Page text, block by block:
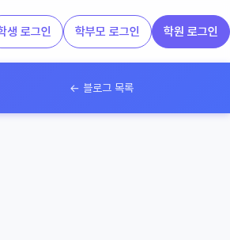
생 로그인 학부모 로그인 학원 로그인
← 블로그 목록